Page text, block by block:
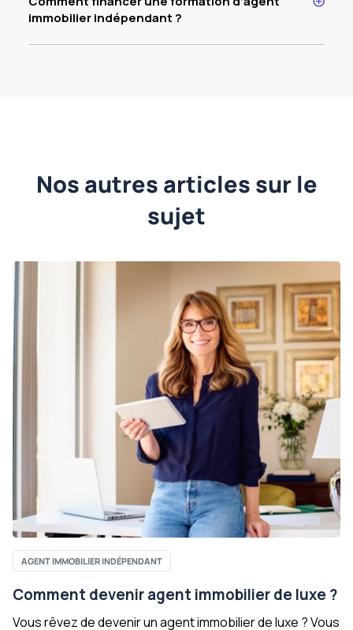
immobilier indépendant ?
Nos autres articles sur le
sujet
AGENT IMMOBILIER INDÉPENDANT
Comment devenir agent immobilier de luxe ?
Vous rêvez de devenir un agent immobilier de luxe ? Vous